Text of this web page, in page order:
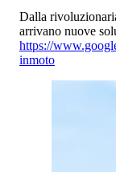
Dalla
arrivano nuove
https://
inmoto